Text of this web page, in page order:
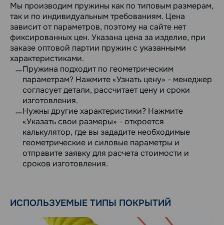
Мы производим пружины как по типовым размерам,
так и по индивидуальным требованиям. Цена
зависит от параметров, поэтому на сайте нет
фиксированных цен. Указана цена за изделие, при
заказе оптовой партии пружин с указанными
характеристиками.
Пружина подходит по геометрическим
параметрам? Нажмите «Узнать цену» - менеджер
согласует детали, рассчитает цену и сроки
изготовления.
Нужны другие характеристики? Нажмите
«Указать свои размеры» - откроется
калькулятор, где вы зададите необходимые
геометрические и силовые параметры и
отправите заявку для расчета стоимости и
сроков изготовления.
ИСПОЛЬЗУЕМЫЕ ТИПЫ ПОКРЫТИЙ